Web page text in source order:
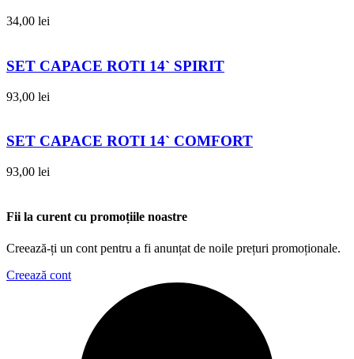
34,00 lei
SET CAPACE ROTI 14` SPIRIT
93,00 lei
SET CAPACE ROTI 14` COMFORT
93,00 lei
Fii la curent cu promoțiile noastre
Creează-ți un cont pentru a fi anunțat de noile prețuri promoționale.
Creează cont